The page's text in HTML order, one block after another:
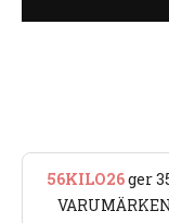
56KILO26ger